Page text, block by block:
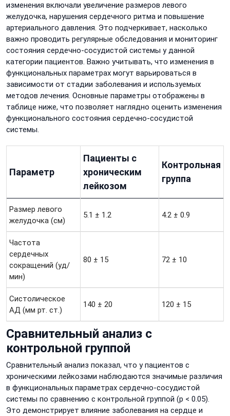
изменения включали увеличение размеров левого
желудочка, нарушения сердечного ритма и повышение
артериального давления. Это подчеркивает, насколько
важно проводить регулярные обследования и мониторинг
состояния сердечно-сосудистой системы у данной
категории пациентов. Важно учитывать, что изменения в
функциональных параметрах могут варьироваться в
зависимости от стадии заболевания и используемых
методов лечения. Основные параметры отображены в
таблице ниже, что позволяет наглядно оценить изменения
функционального состояния сердечно-сосудистой
системы.
Параметр
Пациенты с
хроническим
лейкозом
Контрольная
группа
Размер левого
желудочка (см)
5.1 ± 1.2 4.2 ± 0.9
Частота
сердечных
сокращений (уд/
мин)
80 ± 15 72 ± 10
Систолическое
АД (мм рт. ст.)
140 ± 20 120 ± 15
Сравнительный анализ с
контрольной группой
Сравнительный анализ показал, что у пациентов с
хроническими лейкозами наблюдаются значимые различия
в функциональных параметрах сердечно-сосудистой
системы по сравнению с контрольной группой (p < 0.05).
Это демонстрирует влияние заболевания на сердце и